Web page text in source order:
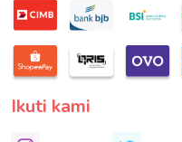
Ikuti kami